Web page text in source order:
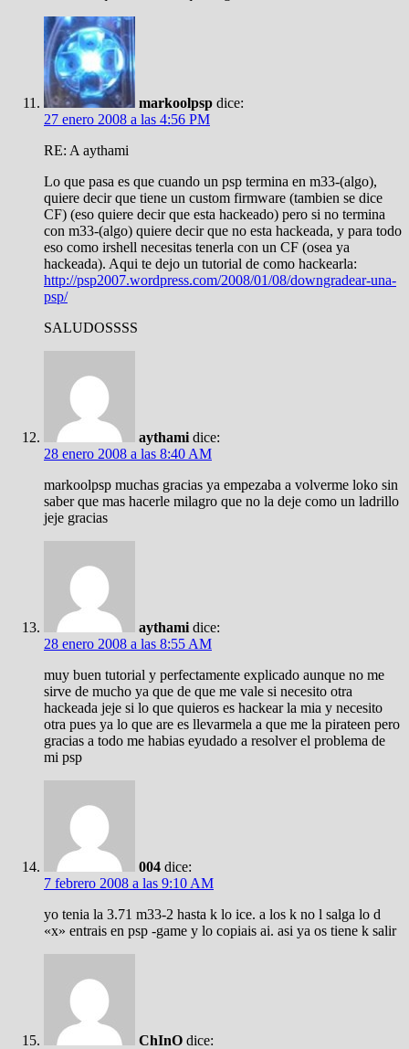
markoolpsp dice:
27 enero 2008 a las 4:56 PM
RE: A aythami
Lo que pasa es que cuando un psp termina en m33-(algo),
quiere decir que tiene un custom firmware (tambien se dice
CF) (eso quiere decir que esta hackeado) pero si no termina
con m33-(algo) quiere decir que no esta hackeada, y para todo
eso como irshell necesitas tenerla con un CF (osea ya
hackeada). Aqui te dejo un tutorial de como hackearla:
http://psp2007.wordpress.com/2008/01/08/downgradear-una-
psp/
SALUDOSSSS
aythami dice:
28 enero 2008 a las 8:40 AM
markoolpsp muchas gracias ya empezaba a volverme loko sin
saber que mas hacerle milagro que no la deje como un ladrillo
jeje gracias
aythami dice:
28 enero 2008 a las 8:55 AM
muy buen tutorial y perfectamente explicado aunque no me
sirve de mucho ya que de que me vale si necesito otra
hackeada jeje si lo que quieros es hackear la mia y necesito
otra pues ya lo que are es llevarmela a que me la pirateen pero
gracias a todo me habias eyudado a resolver el problema de
mi psp
004 dice:
7 febrero 2008 a las 9:10 AM
yo tenia la 3.71 m33-2 hasta k lo ice. a los k no l salga lo d
«x» entrais en psp -game y lo copiais ai. asi ya os tiene k salir
ChInO dice: